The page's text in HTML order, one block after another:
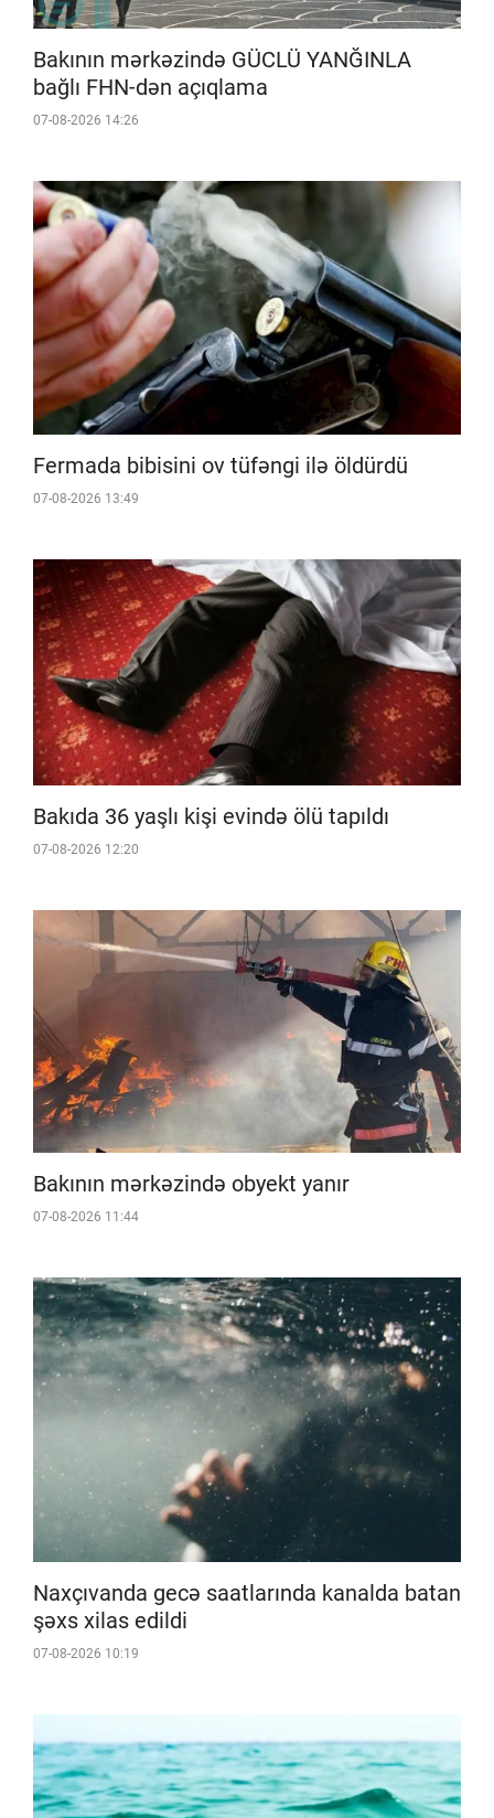
Bakının mərkəzində GÜCLÜ YANĞINLA
bağlı FHN-dən açıqlama
07-08-2026 14:26
Fermada bibisini ov tüfəngi ilə öldürdü
07-08-2026 13:49
Bakıda 36 yaşlı kişi evində ölü tapıldı
07-08-2026 12:20
Bakının mərkəzində obyekt yanır
07-08-2026 11:44
Naxçıvanda gecə saatlarında kanalda batan
şəxs xilas edildi
07-08-2026 10:19